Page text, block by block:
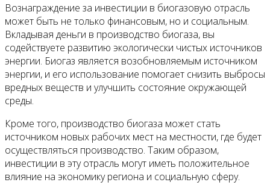
Вознаграждение за инвестиции в биогазовую отрасль
может быть не только финансовым, но и социальным.
Вкладывая деньги в производство биогаза, вы
содействуете развитию экологически чистых источников
энергии. Биогаз является возобновляемым источником
энергии, и его использование помогает снизить выбросы
вредных веществ и улучшить состояние окружающей
среды.
Кроме того, производство биогаза может стать
источником новых рабочих мест на местности, где будет
осуществляться производство. Таким образом,
инвестиции в эту отрасль могут иметь положительное
влияние на экономику региона и социальную сферу.